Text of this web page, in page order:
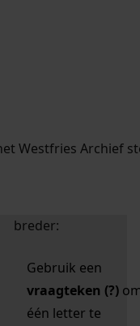
zoektips.
zoektips.
Westfries Archief
uw zoekopdracht te
breder:
Gebruik een
vraagteken (?)
één letter te